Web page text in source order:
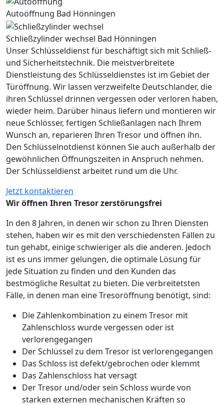
Autoöffnung Bad Hönningen
Schließzylinder wechsel Bad Hönningen
Unser Schlüsseldienst für beschäftigt sich mit Schließ-
und Sicherheitstechnik. Die meistverbreitete
Dienstleistung des Schlüsseldienstes ist im Gebiet der
Türöffnung. Wir lassen verzweifelte Deutschlander, die
ihren Schlüssel drinnen vergessen oder verloren haben,
wieder heim. Darüber hinaus liefern und montieren wir
neue Schlösser, fertigen Schließanlagen nach Ihrem
Wunsch an, reparieren Ihren Tresor und öffnen ihn.
Den Schlüsselnotdienst können Sie auch außerhalb der
gewöhnlichen Öffnungszeiten in Anspruch nehmen.
Der Schlüsseldienst arbeitet rund um die Uhr.
Jetzt kontaktieren
Wir öffnen Ihren Tresor zerstörungsfrei
In den 8 Jahren, in denen wir schon zu Ihren Diensten
stehen, haben wir es mit den verschiedensten Fällen zu
tun gehabt, einige schwieriger als die anderen. Jedoch
ist es uns immer gelungen, die optimale Lösung für
jede Situation zu finden und den Kunden das
bestmögliche Resultat zu bieten. Die verbreitetsten
Fälle, in denen man eine Tresoröffnung benötigt, sind:
Die Zahlenkombination zu einem Tresor mit
Zahlenschloss wurde vergessen oder ist
verlorengegangen
Der Schlüssel zu dem Tresor ist verlorengegangen
Das Schloss ist defekt/gebrochen oder klemmt
Das Zahlenschloss hat versagt
Der Tresor und/oder sein Schloss wurde von
starken externen mechanischen Kräften so